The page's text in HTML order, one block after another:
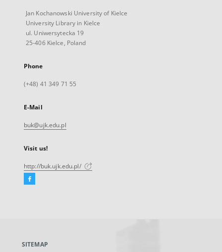
Jan Kochanowski University of Kielce
University Library in Kielce
ul. Uniwersytecka 19
25-406 Kielce, Poland
Phone
(+48) 41 349 71 55
E-Mail
buk@ujk.edu.pl
Visit us!
http://buk.ujk.edu.pl/
Facebook
new
SITEMAP